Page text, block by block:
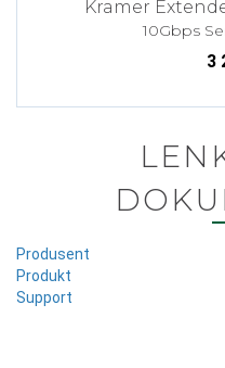
Kramer
10Gbps
3
Produsent
Produkt
Support